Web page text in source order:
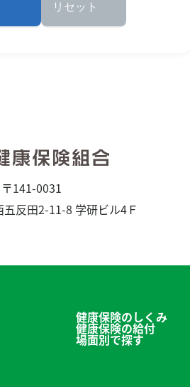
リセット
〒141-0031
反田2-11-8 学研ビル4Ｆ
健康保険のしくみ
健康保険の給付
場面別で探す